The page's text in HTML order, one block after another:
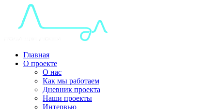
Главная
О проекте
О нас
Как мы работаем
Дневник проекта
Наши проекты
Интервью